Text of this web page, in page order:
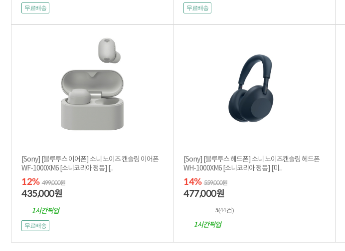
무료배송 무료배송
[Sony] [블루투스 이어폰] 소니 노이즈 캔슬링 이어폰
WF-1000XM6 [소니코리아 정품] [...
12% 499,000원
435,000원
1시간픽업
무료배송
[Sony] [블루투스 헤드폰] 소니 노이즈캔슬링 헤드폰
WH-1000XM6 [소니코리아 정품] [미...
14% 559,000원
477,000원
5(44건)
1시간픽업